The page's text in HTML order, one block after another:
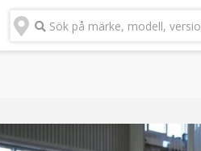
Sök på märke, modell,